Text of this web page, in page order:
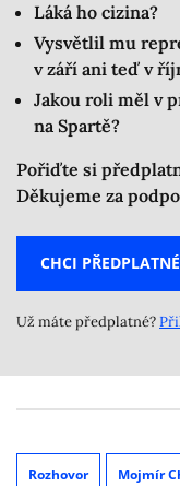
Láká ho cizina?
Vysvětlil mu
v září ani teď v
Jakou roli měl v
na Spartě?
Pořiďte si
Děkujeme za
CHCI PŘEDPLATNÉ
Už máte předplatné?
Rozhovor Mojmír